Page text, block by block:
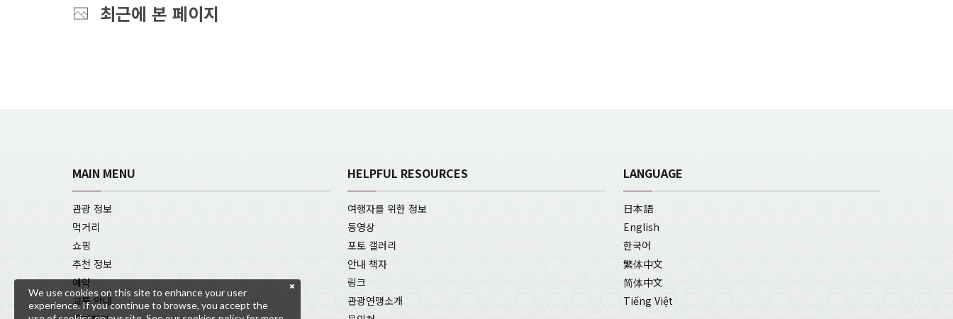
최근에 본 페이지
MAIN MENU
관광 정보
먹거리
쇼핑
추천 정보
예약
교통 안내
HELPFUL RESOURCES
여행자를 위한 정보
동영상
포토 갤러리
안내 책자
링크
관광연맹소개
LANGUAGE
日本語
English
한국어
繁体中文
简体中文
Tiếng Việt
We use cookies on this site to enhance your user
experience. If you continue to browse, you accept the